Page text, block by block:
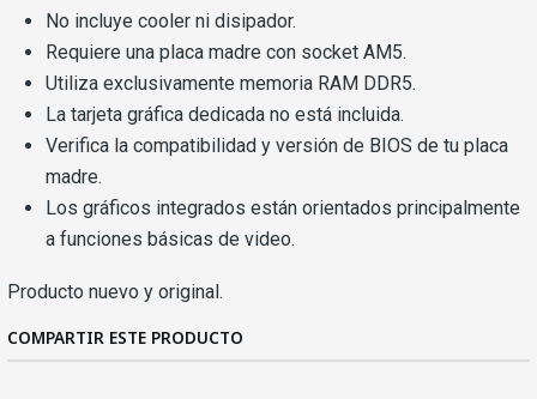
No incluye cooler ni disipador.
Requiere una placa madre con socket AM5.
Utiliza exclusivamente memoria RAM DDR5.
La tarjeta gráfica dedicada no está incluida.
Verifica la compatibilidad y versión de BIOS de tu placa
madre.
Los gráficos integrados están orientados principalmente
a funciones básicas de video.
Producto nuevo y original.
COMPARTIR ESTE PRODUCTO